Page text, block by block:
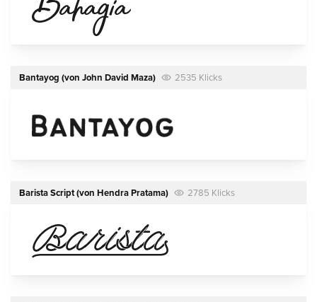
Bantayog (von John David Maza) 2535 Klicks
Barista Script(von Hendra Pratama) 2785 Klicks